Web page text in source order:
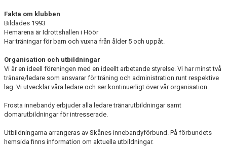
INSTRUKTIONSFILM
GÅ EN UTBILDNING
KNÄKONTROLL+
HITTA TILL HALLEN
Fakta om klubben
Bildades 1993
Hemarena är Idrottshallen i Höör
Har träningar för barn och vuxna från ålder 5 och uppåt.
Organisation och utbildningar
Vi är en ideell föreningen med en ideellt arbetande styrelse. Vi har minsttvå
tränare/ledare som ansvarar för träning och administration runt respektive
lag. Vi utvecklar våra ledare och ser kontinuerligt över vår organisation.
Frosta innebandy erbjuder alla ledare tränarutbildningar samt
domarutbildningar för intresserade.
Utbildningarna arrangeras av Skånes innebandyförbund. På förbundets
hemsida finns information om aktuella utbildningar.